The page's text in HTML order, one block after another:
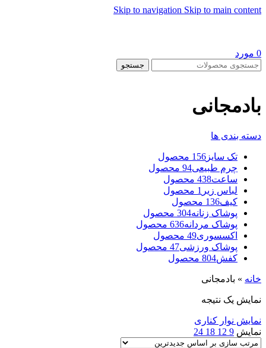
Skip to navigation Skip to main content
0 مورد
جستجو
بادمجانی
دسته بندی ها
تک سایز 156 محصول
چرم طبیعی94 محصول
ساعت438 محصول
لباس زیر 1 محصول
کیف136 محصول
پوشاک زنانه304 محصول
پوشاک مردانه636 محصول
اکسسوری49 محصول
پوشاک ورزشی47 محصول
کفش804 محصول
خانه » بادمجانی
نمایش یک نتیجه
نمایش نوار کناری
نمایش 9
12
18
24